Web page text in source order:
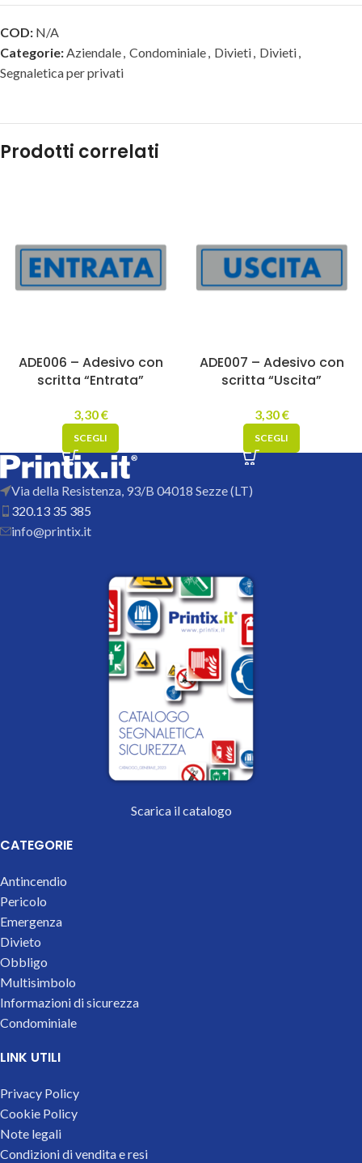
COD: N/A
Categorie:Aziendale, Condominiale, Divieti, Divieti,
Segnaletica per privati
Prodotti correlati
ADE006 – Adesivo con
scritta “Entrata”
3,30€
SCEGLI
ADE007 – Adesivo con
scritta “Uscita”
3,30€
SCEGLI
Via della Resistenza, 93/B 04018 Sezze (LT)
320.13 35 385
info@printix.it
Scarica il catalogo
CATEGORIE
Antincendio
Pericolo
Emergenza
Divieto
Obbligo
Multisimbolo
Informazioni di sicurezza
Condominiale
LINK UTILI
Privacy Policy
Cookie Policy
Note legali
Condizioni di vendita e resi